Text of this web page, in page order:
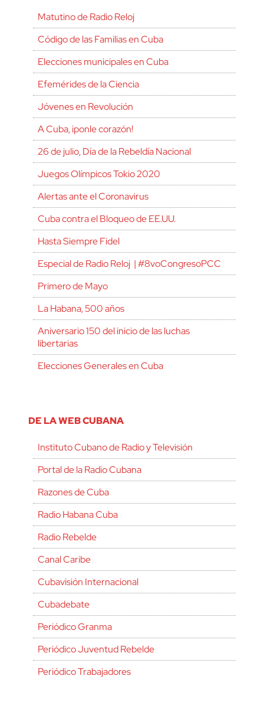
Matutino de Radio Reloj
Código de las Familias en Cuba
Elecciones municipales en Cuba
Efemérides de la Ciencia
Jóvenes en Revolución
A Cuba, ¡ponle corazón!
26 de julio, Día de la Rebeldía Nacional
Juegos Olímpicos Tokio 2020
Alertas ante el Coronavirus
Cuba contra el Bloqueo de EE.UU.
Hasta Siempre Fidel
Especial de Radio Reloj | #8voCongresoPCC
Primero de Mayo
La Habana, 500 años
Aniversario 150 del inicio de las luchas
libertarias
Elecciones Generales en Cuba
DE LA WEB CUBANA
Instituto Cubano de Radio y Televisión
Portal de la Radio Cubana
Razones de Cuba
Radio Habana Cuba
Radio Rebelde
Canal Caribe
Cubavisión Internacional
Cubadebate
Periódico Granma
Periódico Juventud Rebelde
Periódico Trabajadores